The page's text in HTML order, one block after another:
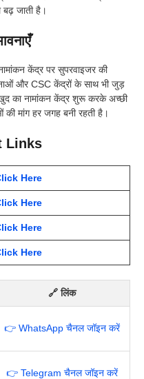
जाती है।
केंद्र पर सुपरवाइजर की
और CSC केंद्रों के साथ भी जुड़
का नामांकन केंद्र शुरू करके अच्छी
मांग हर जगह बनी रहती है।
Links
Here
Here
Here
Here
🔗 लिंक
👉 WhatsApp चैनल जॉइन करें
👉 Telegram चैनल जॉइन करें